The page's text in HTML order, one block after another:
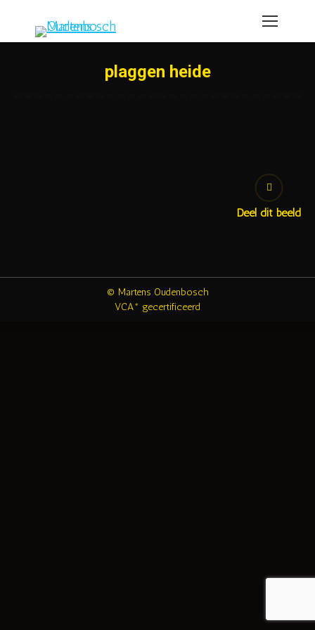
plaggen heide
Deel dit beeld
© Martens Oudenbosch
VCA* gecertificeerd